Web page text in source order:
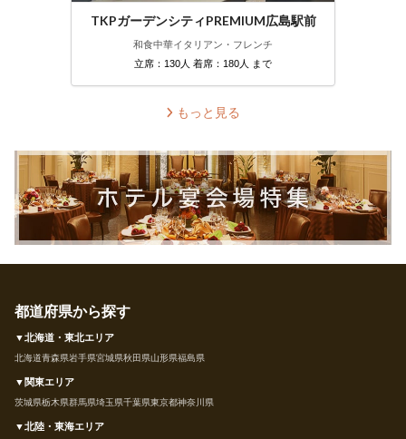
TKPガーデンシティPREMIUM広島駅前
和食中華イタリアン・フレンチ
立席：130人 着席：180人 まで
もっと見る
都道府県から探す
▼北海道・東北エリア
北海道青森県岩手県宮城県秋田県山形県福島県
▼関東エリア
茨城県栃木県群馬県埼玉県千葉県東京都神奈川県
▼北陸・東海エリア